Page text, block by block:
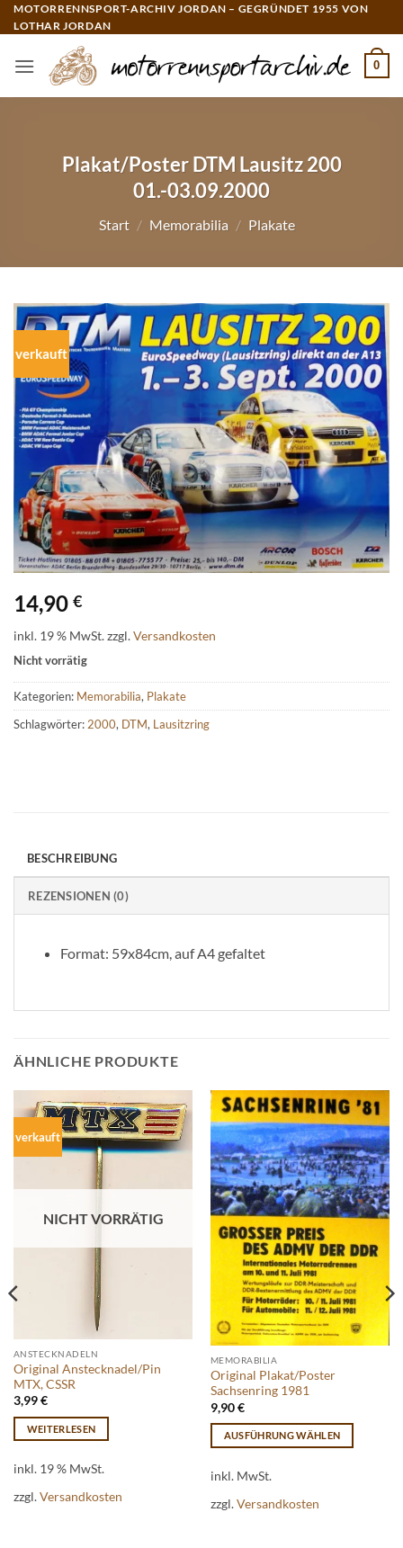
Zum
Inhalt
MOTORRENNSPORT-ARCHIV JORDAN – GEGRÜNDET 1955 VON
LOTHAR JORDAN
0
Plakat/Poster DTM Lausitz 200
01.-03.09.2000
Start / Memorabilia / Plakate
verkauft
14,90 €
inkl. 19 % MwSt.zzgl.Versandkosten
Nicht vorrätig
Kategorien: Memorabilia, Plakate
Schlagwörter: 2000, DTM, Lausitzring
BESCHREIBUNG
REZENSIONEN (0)
Format: 59x84cm, auf A4 gefaltet
ÄHNLICHE PRODUKTE
verkauft
NICHT VORRÄTIG
ANSTECKNADELN
Original Anstecknadel/Pin
MTX, CSSR
3,99€
WEITERLESEN
inkl. 19 % MwSt.
zzgl.Versandkosten
MEMORABILIA
Original Plakat/Poster
Sachsenring 1981
9,90€
AUSFÜHRUNG WÄHLEN
Produkt
mehrere
inkl. MwSt.
zzgl.Versandkosten